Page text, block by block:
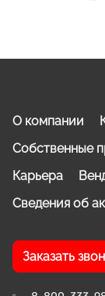
О компании
Собственные
Карьера
Сведения об
Заказать